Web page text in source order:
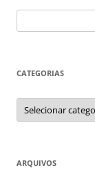
por:
CATEGORIAS
Categorias
ARQUIVOS